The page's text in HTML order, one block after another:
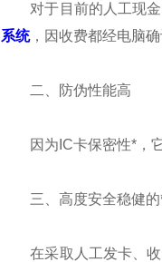
对于目前的人工现金
系统，因收费都经电脑
二、防伪性能高
因为IC卡保密性*，它
三、高度安全稳健的
在采取人工发卡、收